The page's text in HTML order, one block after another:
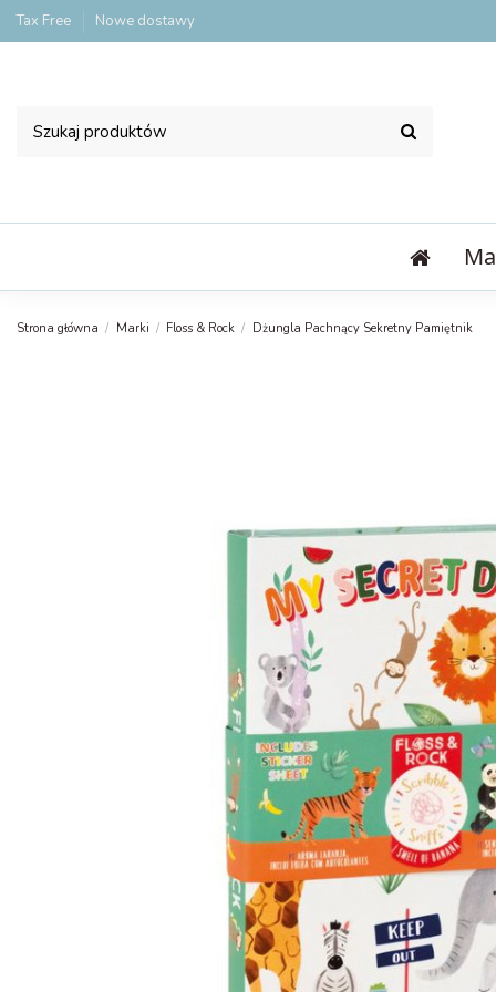
Tax Free Nowe dostawy
Strona główna Marki Floss & Rock Dżungla Pachnący Sekretny Pamiętnik